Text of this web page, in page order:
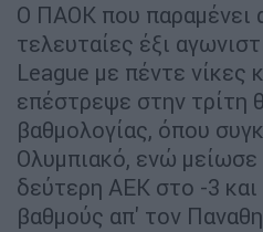
Ο ΠΑΟΚ που παραμένει
τελευταίες έξι
League με πέντε νίκες
επέστρεψε στην τρίτη
βαθμολογίας, όπου
Ολυμπιακό, ενώ
δεύτερη ΑΕΚ στο -3 και
βαθμούς απ' τον